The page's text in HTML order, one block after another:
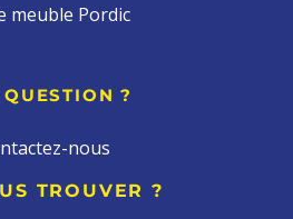
meuble Pordic
QUESTION ?
nous
TROUVER ?